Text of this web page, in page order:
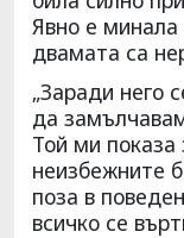
Явно е
двамата са
„Заради него
да
Той ми показа
неизбежните
поза в
всичко се